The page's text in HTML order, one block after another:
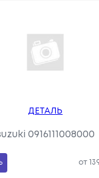
ДЕТАЛЬ
0916111008000
от